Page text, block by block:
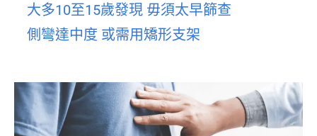
大多10至15歲發現 毋須太早篩查
側彎達中度 或需用矯形支架